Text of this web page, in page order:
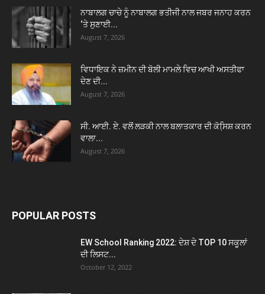
ਨਾਬਾਲਗ ਚਾਚੇ ਨੂੰ ਨਾਬਾਲਗ ਭਤੀਜੀ ਨਾਲ ਜਬਰ ਜਨਾਹ ਕਰਨ
‘ਤੇ ਸੁਣਾਈ...
August 7, 2026
ਵਿਧਾਇਕ ਨੇ ਜ਼ਮੀਨ ਦੀ ਬੋਲੀ ਮਾਮਲੇ ਵਿਚ ਆਖੀ ਅਸਤੀਫਾ
ਦੇਣ ਦੀ...
August 7, 2026
ਸੀ. ਆਈ. ਏ. ਵਲੋਂ ਲੜਕੀ ਨਾਲ ਬਲਾਤਕਾਰ ਦੀ ਕੋਸਿ਼ਸ਼ ਕਰਨ
ਵਾਲਾ...
August 7, 2026
POPULAR POSTS
EW School Ranking 2022: ਦੇਸ਼ ਦੇ TOP 10 ਸਕੂਲਾਂ
ਦੀ ਲਿਸਟ...
October 12, 2022